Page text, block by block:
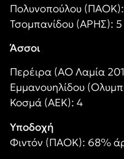
Πολυνοπούλου
Τσομπανίδου (ΑΡΗΣ): 5
Άσσοι
Περέιρα (ΑΟ Λαμία
Εμμανουηλίδου
Κοσμά (ΑΕΚ): 4
Υποδοχή
Φιντόν (ΠΑΟΚ): 68%